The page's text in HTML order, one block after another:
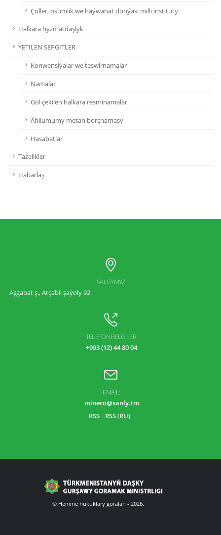
Çöller, ösümlik we haýwanat dünýäsi milli instituty
Halkara hyzmatdaşlyk
ÝETILEN SEPGITLER
Konwensiýalar we teswirnamalar
Namalar
Gol çekilen halkara resminamalar
Ähliumumy metan borçnamasy
Hasabatlar
Täzelikler
Habarlaş
SALGYMYZ:
Aşgabat ş., Arçabil şaýoly 92
TELEFON BELGILER:
+993 (12) 44 80 04
EMAIL:
mineco@sanly.tm
RSS
RSS (RU)
© Hemme hukuklary goralan - 2026.